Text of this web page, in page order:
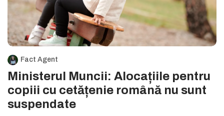
Fact Agent
Ministerul Muncii: Alocațiile pentru
copiii cu cetățenie română nu sunt
suspendate